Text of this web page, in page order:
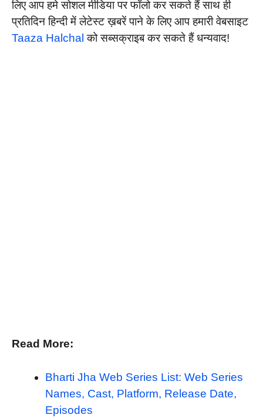
लिए आप हमे सोशल मीडिया पर फॉलो कर सकते हैं साथ ही
प्रतिदिन हिन्दी में लेटेस्ट ख़बरें पाने के लिए आप हमारी वेबसाइट
Taaza Halchal को सब्सक्राइब कर सकते हैं धन्यवाद!
Read More:
Bharti Jha Web Series List: Web Series
Names, Cast, Platform, Release Date,
Episodes